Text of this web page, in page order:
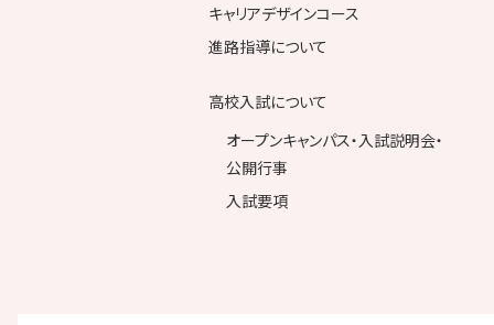
キャリアデザインコース
進路指導について
高校入試について
オープンキャンパス・入試説明会・
公開行事
入試要項